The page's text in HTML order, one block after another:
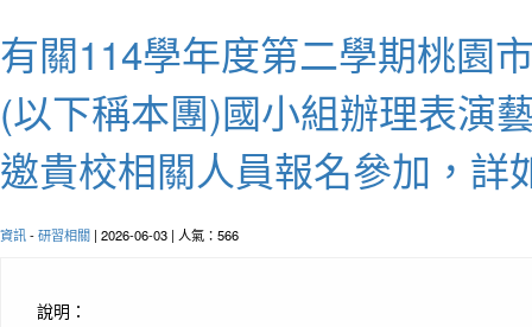
作者
The
and
有關114學年度第二學期桃園
(以下稱本團)國小組辦理表演
邀貴校相關人員報名參加，詳
資訊-研習相關 | 2026-06-03 | 人氣：566
說明：